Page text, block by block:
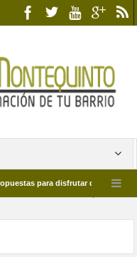
disfrutar del deporte este